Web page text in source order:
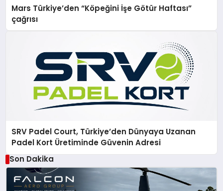
Mars Türkiye’den “Köpeğini İşe Götür Haftası”
çağrısı
SRV Padel Court, Türkiye’den Dünyaya Uzanan
Padel Kort Üretiminde Güvenin Adresi
Son Dakika